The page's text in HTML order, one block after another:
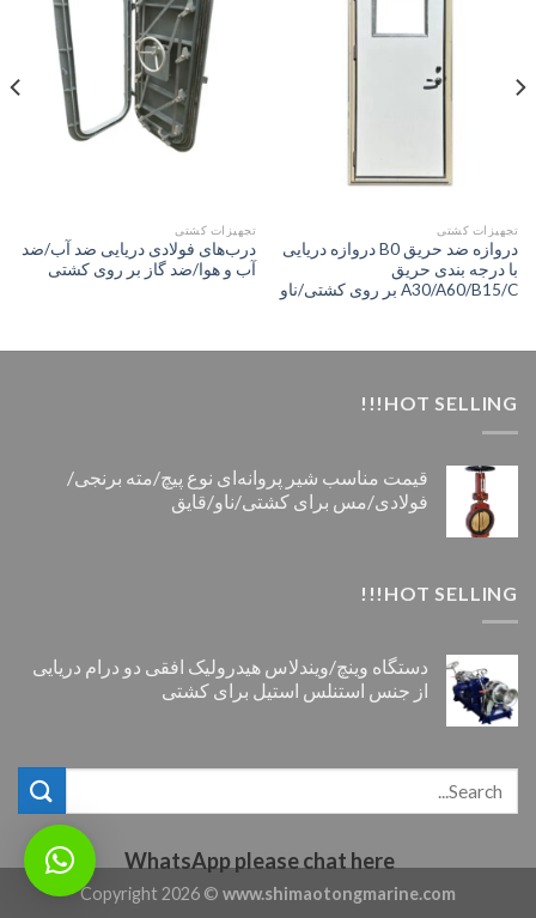
تجهیزات کشتی
دروازه ضد حریق B0 دروازه دریایی
با درجه بندی حریق
A30/A60/B15/C بر روی کشتی/ناو
تجهیزات کشتی
درب‌های فولادی دریایی ضد آب/ضد
آب و هوا/ضد گاز بر روی کشتی
HOT SELLING!!!
قیمت مناسب شیر پروانه‌ای نوع پیچ/مته برنجی/
فولادی/مس برای کشتی/ناو/قایق
HOT SELLING!!!
دستگاه وینچ/ویندلاس هیدرولیک افقی دو درام دریایی
از جنس استنلس استیل برای کشتی
Copyright 2026 © www.shimaotongmarine.com
WhatsApp please chat here